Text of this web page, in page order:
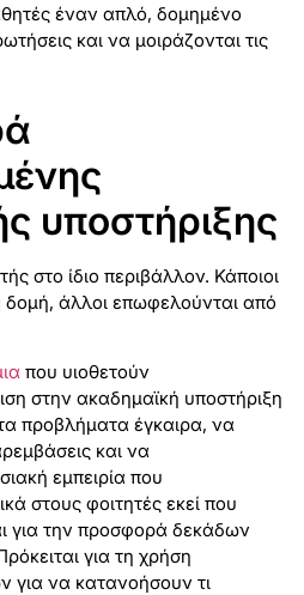
έναν απλό, δομημένο
και να μοιράζονται τις
υποστήριξης
στο ίδιο περιβάλλον. Κάποιοι
δομή, άλλοι επωφελούνται από
που υιοθετούν
στην ακαδημαϊκή υποστήριξη
προβλήματα έγκαιρα, να
και να
εμπειρία που
στους φοιτητές εκεί που
για την προσφορά δεκάδων
για τη χρήση
για να κατανοήσουν τι